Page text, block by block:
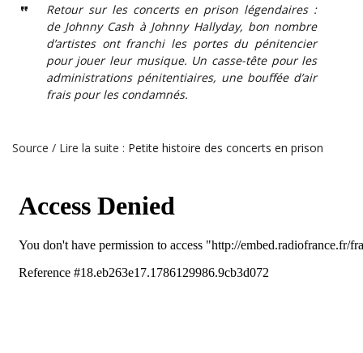
Retour sur les concerts en prison légendaires :
de Johnny Cash à Johnny Hallyday, bon nombre
d’artistes ont franchi les portes du pénitencier
pour jouer leur musique. Un casse-tête pour les
administrations pénitentiaires, une bouffée d’air
frais pour les condamnés.
Source / Lire la suite : Petite histoire des concerts en prison